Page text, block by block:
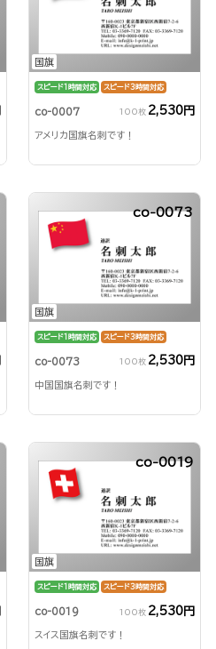
国旗
スピード1時間対応 スピード3時間対応
co-0007 100枚 2,530円
アメリカ国旗名刺です！
国旗
co-0073
スピード1時間対応 スピード3時間対応
co-0073 100枚 2,530円
中国国旗名刺です！
国旗
co-0019
スピード1時間対応 スピード3時間対応
co-0019 100枚 2,530円
スイス国旗名刺です！